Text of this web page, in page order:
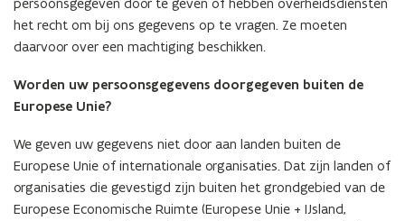
persoonsgegeven door te geven of hebben overheidsdiensten
het recht om bij ons gegevens op te vragen. Ze moeten
daarvoor over een machtiging beschikken.
Worden uw persoonsgegevens doorgegeven buiten de
Europese Unie?
We geven uw gegevens niet door aan landen buiten de
Europese Unie of internationale organisaties. Dat zijn landen of
organisaties die gevestigd zijn buiten het grondgebied van de
Europese Economische Ruimte (Europese Unie + IJsland,